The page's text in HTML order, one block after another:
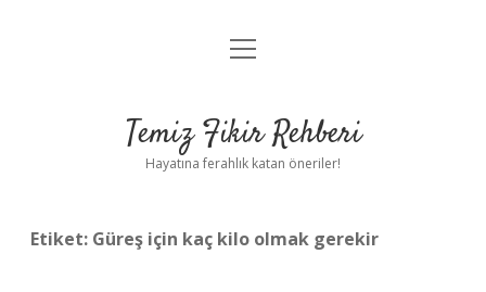
Anasayfa
Yasal Uyarı
menüyü
Temiz Fikir Rehberi
Hayatına ferahlık katan öneriler!
Etiket: Güreş için kaç kilo olmak gerekir